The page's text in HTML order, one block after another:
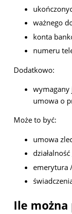
ważnego
konta
numeru
Dodatkowo:
wymagany
umowa o
Może to być:
umowa
emerytura
Ile można